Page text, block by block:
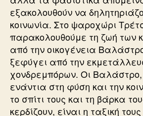
εξακολουθούν να
κοινωνία. Στο ψαροχώρι
παρακολουθούμε τη ζωή των
από την οικογένεια
ξεφύγει από την
χονδρεμπόρων. Οι
ενάντια στη φύση και την
το σπίτι τους και τη βάρκα
κερδίζουν, είναι η ταξική τους